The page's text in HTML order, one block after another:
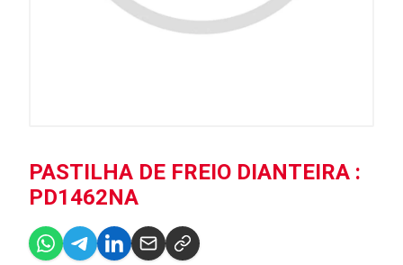
PASTILHA DE FREIO DIANTEIRA :
PD1462NA